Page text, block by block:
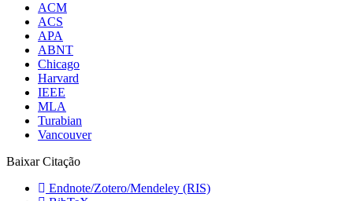
ACM
ACS
APA
ABNT
Chicago
Harvard
IEEE
MLA
Turabian
Vancouver
Baixar Citação
Endnote/Zotero/Mendeley (RIS)